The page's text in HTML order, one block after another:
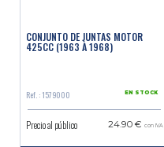
CONJUNTO DE JUNTAS MOTOR
425CC (1963 À 1968)
Ref. : 1579000 EN STOCK
Precio al público 24.90 € con IVA